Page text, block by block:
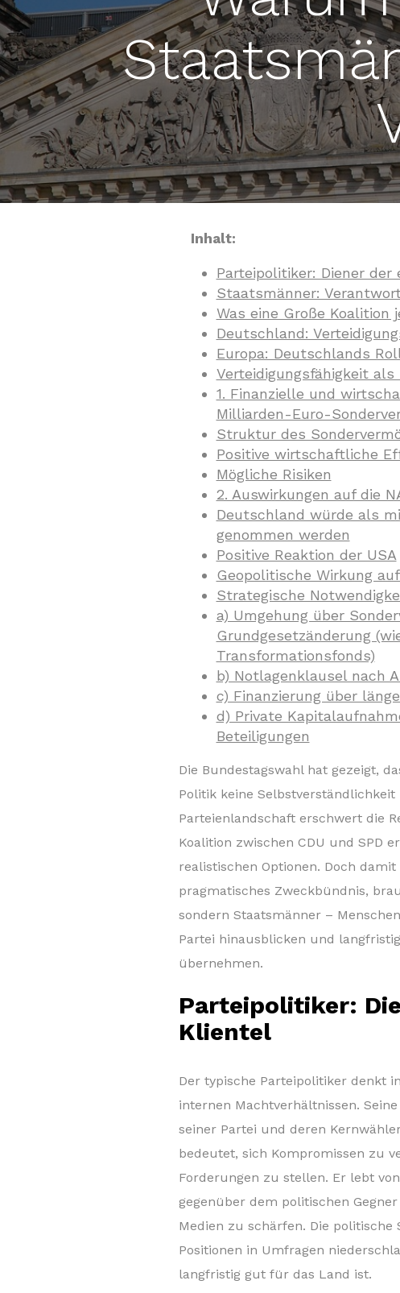
Inhalt:
Parteipolitiker: Diener der
Staatsmänner:
Was eine Große
Deutschland:
Europa: Deutschlands
Verteidigungsfähigkeit
1. Finanzielle und
Milliarden-Euro-
Struktur des
Positive wirtschaftliche
Mögliche Risiken
2. Auswirkungen auf die
Deutschland würde als
genommen werden
Positive Reaktion der USA
Geopolitische Wirkung
Strategische
a) Umgehung über
Grundgesetzänderung
Transformationsfonds)
b) Notlagenklausel nach
c) Finanzierung über
d) Private
Beteiligungen
Die Bundestagswahl hat gezeigt,
Politik keine
Parteienlandschaft erschwert die
Koalition zwischen CDU und SPD
realistischen Optionen. Doch
pragmatisches Zweckbündnis,
sondern Staatsmänner –
Partei hinausblicken und
übernehmen.
Parteipolitiker:
Klientel
Der typische Parteipolitiker denkt
internen Machtverhältnissen.
seiner Partei und deren
bedeutet, sich Kompromissen zu
Forderungen zu stellen. Er lebt
gegenüber dem politischen
Medien zu schärfen. Die
Positionen in Umfragen
langfristig gut für das Land ist.